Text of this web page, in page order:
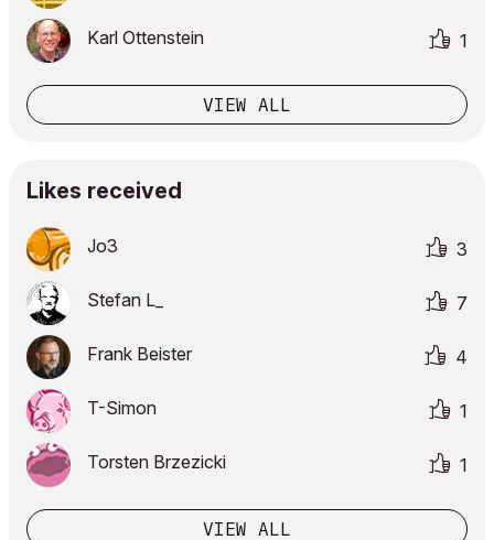
Karl Ottenstein 1
VIEW ALL
Likes received
Jo3 3
Stefan L_ 7
Frank Beister 4
T-Simon 1
Torsten Brzezicki 1
VIEW ALL